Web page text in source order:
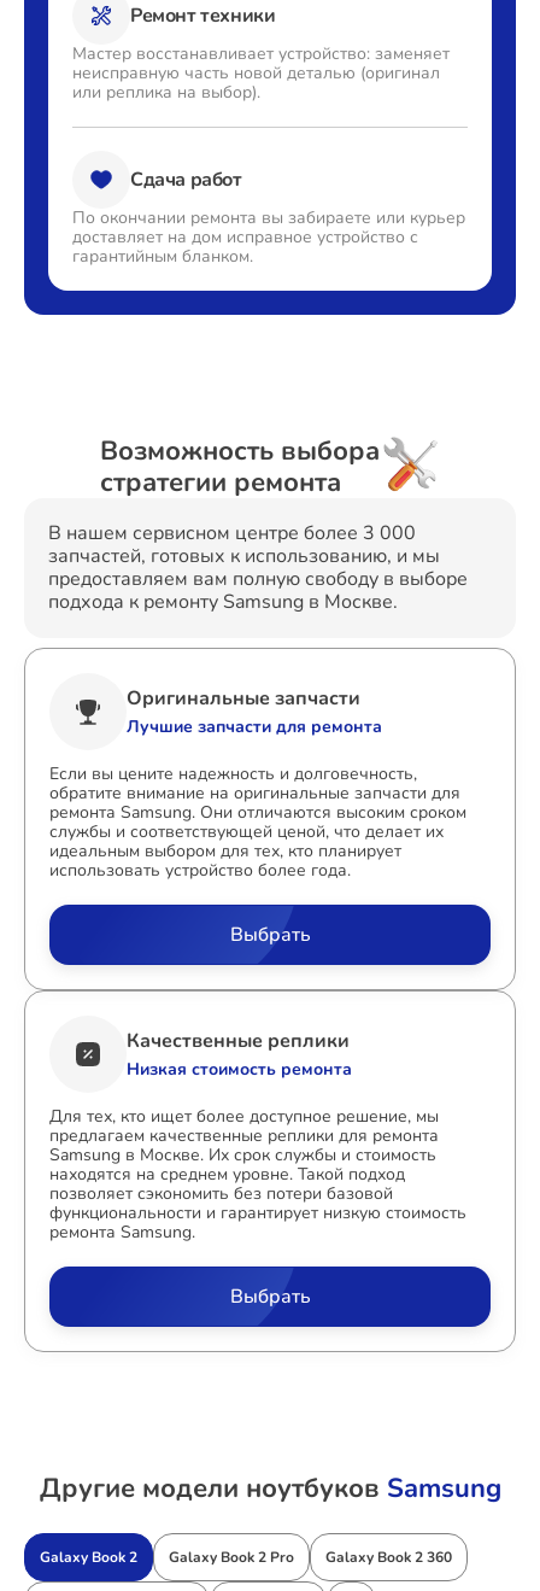
Ремонт техники
Мастер восстанавливает устройство: заменяет
неисправную часть новой деталью (оригинал
или реплика на выбор).
Сдача работ
По окончании ремонта вы забираете или курьер
доставляет на дом исправное устройство с
гарантийным бланком.
Возможность выбора
стратегии ремонта
В нашем сервисном центре более 3 000
запчастей, готовых к использованию, и мы
предоставляем вам полную свободу в выборе
подхода к ремонту Samsung в Москве.
Оригинальные запчасти
Лучшие запчасти для ремонта
Если вы цените надежность и долговечность,
обратите внимание на оригинальные запчасти для
ремонта Samsung. Они отличаются высоким сроком
службы и соответствующей ценой, что делает их
идеальным выбором для тех, кто планирует
использовать устройство более года.
Выбрать
Качественные реплики
Низкая стоимость ремонта
Для тех, кто ищет более доступное решение, мы
предлагаем качественные реплики для ремонта
Samsung в Москве. Их срок службы и стоимость
находятся на среднем уровне. Такой подход
позволяет сэкономить без потери базовой
функциональности и гарантирует низкую стоимость
ремонта Samsung.
Выбрать
Другие модели ноутбуков Samsung
Galaxy Book 2 Galaxy Book 2 Pro Galaxy Book 2 360